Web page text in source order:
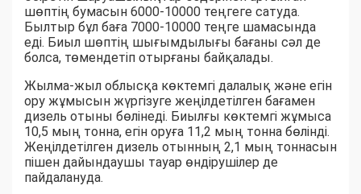
шөптің бумасын 6000-10000 теңгеге сатуда.
Былтыр бұл баға 7000-10000 теңге шамасында
еді. Биыл шөптің шығымдылығы бағаны сәл де
болса, төмендетіп отырғаны байқалады.
Жылма-жыл облысқа көктемгі далалық және егін
ору жұмысын жүргізуге жеңілдетілген бағамен
дизель отыны бөлінеді. Биылғы көктемгі жұмыса
10,5 мың тонна, егін оруға 11,2 мың тонна бөлінді.
Жеңілдетілген дизель отынның 2,1 мың тоннасын
пішен дайындаушы тауар өндірушілер де
пайдалануда.